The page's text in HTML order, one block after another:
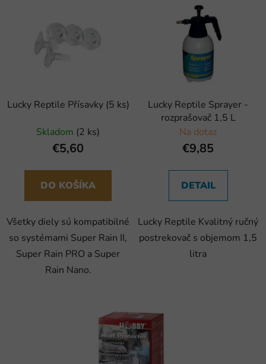
Lucky Reptile Přísavky (5 ks)
Skladom (2 ks)
€5,60
DO KOŠÍKA
Všetky diely sú kompatibilné
so systémami Super Rain II,
Super Rain PRO a Super
Rain Nano.
Lucky Reptile Sprayer -
rozprašovač 1,5 L
Na dotaz
€9,85
DETAIL
Lucky Reptile Kvalitný ručný
postrekovač s objemom 1,5
litra